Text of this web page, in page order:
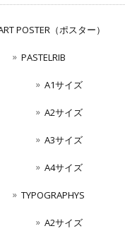
POSTER（ポスター）
PASTELRIB
A1サイズ
A2サイズ
A3サイズ
A4サイズ
TYPOGRAPHYS
A2サイズ